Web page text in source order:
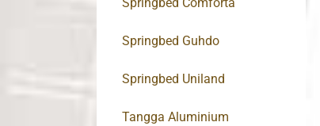
Springbed Guhdo
Springbed Uniland
Tangga Aluminium